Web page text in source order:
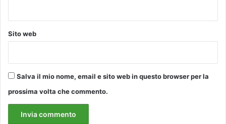
Sito web
Salva il mio nome, email e sito web in questo browser per la
prossima volta che commento.